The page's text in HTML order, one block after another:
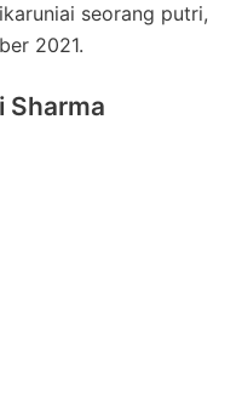
seorang putri,
2021.
Sharma